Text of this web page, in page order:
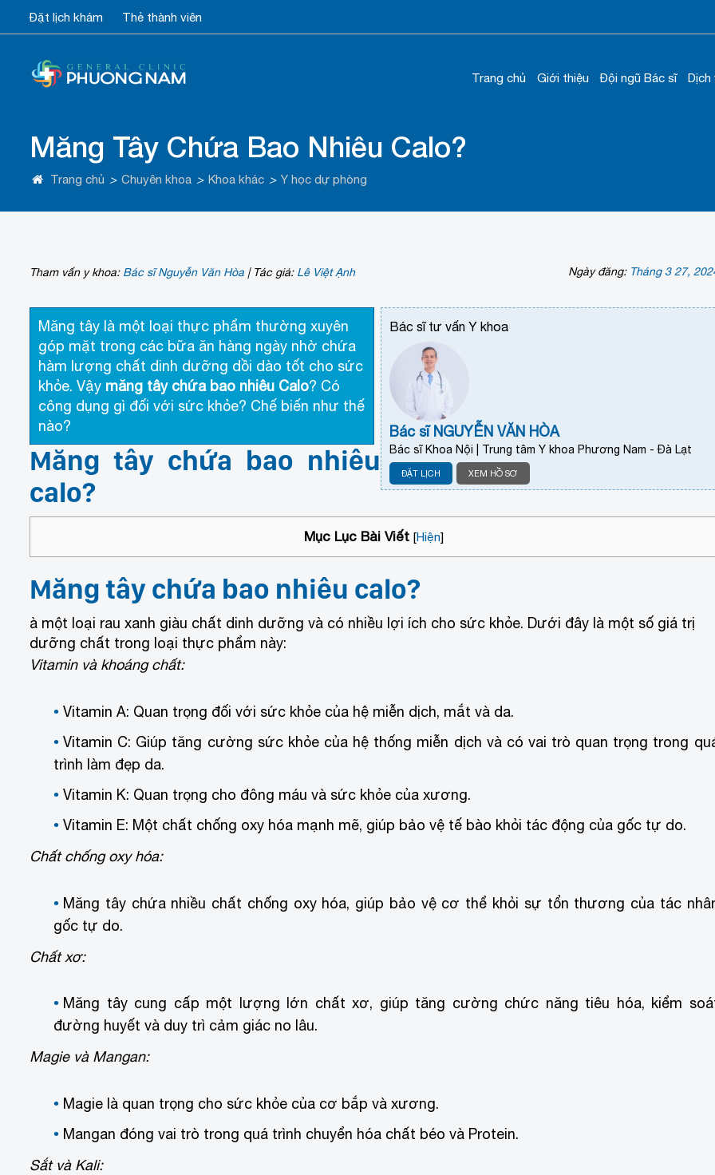
Đặt lịch khám Thẻ thành viên
Trang chủ Giới thiệu Đội ngũ Bác sĩ Dịch
Măng Tây Chứa Bao Nhiêu Calo?
Trang chủ > Chuyên khoa > Khoa khác > Y học dự phòng
Tham vấn y khoa: Bác sĩ Nguyễn Văn Hòa |Tác giả: Lê Việt Ạnh Ngày đăng: Tháng 3 27,
Bác sĩ tư vấn Y khoa
Bác sĩ NGUYỄN VĂN HÒA
Bác sĩ Khoa Nội | Trung tâm Y khoa Phương Nam - Đà Lạt
ĐẶT LỊCH XEM HỒ SƠ
Măng tây là một loại thực phẩm thường xuyên
góp mặt trong các bữa ăn hàng ngày nhờ chứa
hàm lượng chất dinh dưỡng dồi dào tốt cho sức
khỏe. Vậy măng tây chứa bao nhiêu Calo? Có
công dụng gì đối với sức khỏe? Chế biến như thế
nào?
Măng tây chứa bao nhiêu
calo?
Mục Lục Bài Viết [Hiện]
Măng tây chứa bao nhiêu calo?
à một loại rau xanh giàu chất dinh dưỡng và có nhiều lợi ích cho sức khỏe. Dưới đây là một số giá trị
dưỡng chất trong loại thực phẩm này:
Vitamin và khoáng chất:
Vitamin A: Quan trọng đối với sức khỏe của hệ miễn dịch, mắt và da.
Vitamin C: Giúp tăng cường sức khỏe của hệ thống miễn dịch và có vai trò quan trọng trong
trình làm đẹp da.
Vitamin K: Quan trọng cho đông máu và sức khỏe của xương.
Vitamin E: Một chất chống oxy hóa mạnh mẽ, giúp bảo vệ tế bào khỏi tác động của gốc tự do.
Chất chống oxy hóa:
Măng tây chứa nhiều chất chống oxy hóa, giúp bảo vệ cơ thể khỏi sự tổn thương của tác
gốc tự do.
Chất xơ:
Măng tây cung cấp một lượng lớn chất xơ, giúp tăng cường chức năng tiêu hóa, kiểm
đường huyết và duy trì cảm giác no lâu.
Magie và Mangan:
Magie là quan trọng cho sức khỏe của cơ bắp và xương.
Mangan đóng vai trò trong quá trình chuyển hóa chất béo và Protein.
Sắt và Kali: